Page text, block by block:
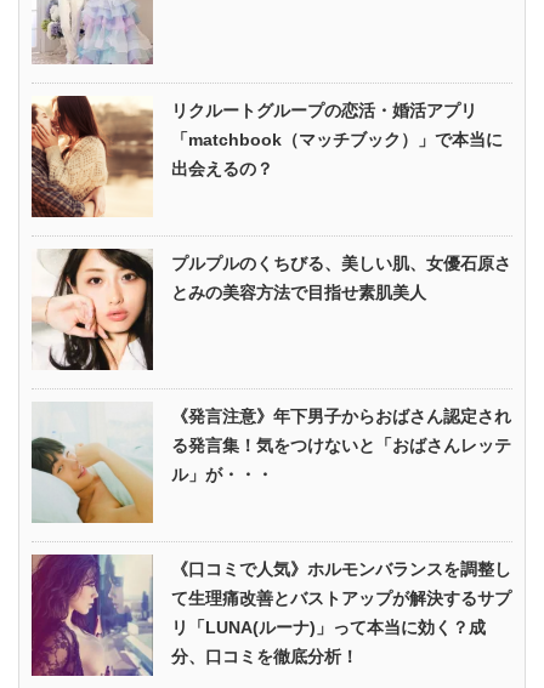
リクルートグループの恋活・婚活アプリ
「matchbook（マッチブック）」で本当に
出会えるの？
プルプルのくちびる、美しい肌、女優石原さ
とみの美容方法で目指せ素肌美人
《発言注意》年下男子からおばさん認定され
る発言集！気をつけないと「おばさんレッテ
ル」が・・・
《口コミで人気》ホルモンバランスを調整し
て生理痛改善とバストアップが解決するサプ
リ「LUNA(ルーナ)」って本当に効く？成
分、口コミを徹底分析！